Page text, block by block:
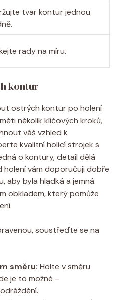
tvar kontur jednou
rady na míru.
kontur
ostrých kontur po holení
několik klíčových kroků,
váš vzhled k
kvalitní holicí strojek s
o kontury, detail dělá
holení vám doporučuji dobře
aby byla hladká a jemná.
obkladem, který pomůže
soustřeďte se na
směru: Holte v směru
je to možné –